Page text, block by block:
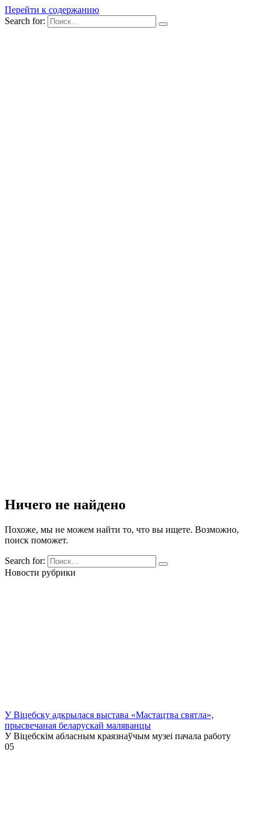
Перейти к содержанию
Search for:
Ничего не найдено
Похоже, мы не можем найти то, что вы ищете. Возможно,
поиск поможет.
Search for:
Новости рубрики
У Віцебску адкрылася выстава «Мастацтва святла»,
прысвечаная беларускай маляванцы
У Віцебскім абласным краязнаўчым музеі пачала работу
05